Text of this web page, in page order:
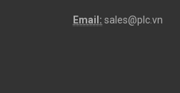
Email: sales@plc.vn